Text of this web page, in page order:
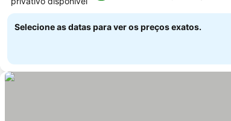
Selecione as datas para ver os preços exatos.